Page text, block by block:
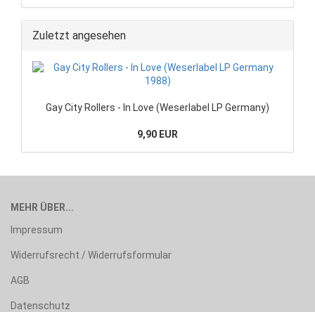
Zuletzt angesehen
Gay City Rollers - In Love (Weserlabel LP Germany)
9,90 EUR
MEHR ÜBER...
Impressum
Widerrufsrecht / Widerrufsformular
AGB
Datenschutz